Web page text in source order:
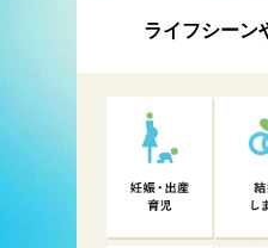
ライフシーン